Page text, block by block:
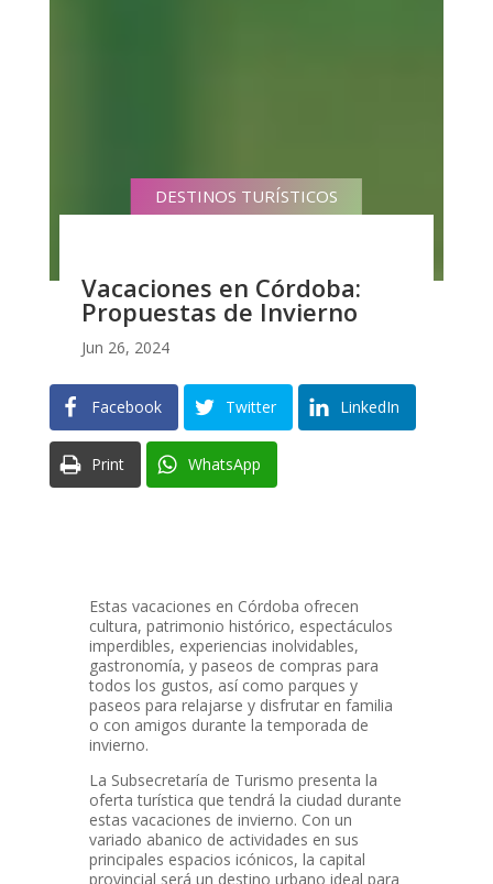
DESTINOS TURÍSTICOS
Vacaciones en Córdoba:
Propuestas de Invierno
Jun 26, 2024
Facebook Twitter LinkedIn
Print WhatsApp
Estas vacaciones en Córdoba ofrecen
cultura, patrimonio histórico, espectáculos
imperdibles, experiencias inolvidables,
gastronomía, y paseos de compras para
todos los gustos, así como parques y
paseos para relajarse y disfrutar en familia
o con amigos durante la temporada de
invierno.
La Subsecretaría de Turismo presenta la
oferta turística que tendrá la ciudad durante
estas vacaciones de invierno. Con un
variado abanico de actividades en sus
principales espacios icónicos, la capital
provincial será un destino urbano ideal para